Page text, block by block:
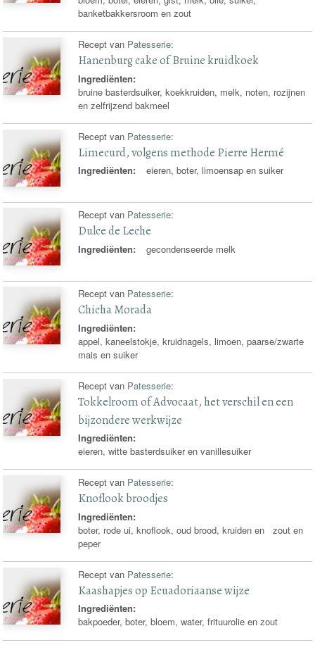
banketbakkersroom en zout
Recept van Patesserie:
Hanenburg cake of Bruine kruidkoek
Ingrediënten:
bruine basterdsuiker, koekkruiden, melk, noten, rozijnen
en zelfrijzend bakmeel
Recept van Patesserie:
Limecurd, volgens methode Pierre Hermé
Ingrediënten: eieren, boter, limoensap en suiker
Recept van Patesserie:
Dulce de Leche
Ingrediënten: gecondenseerde melk
Recept van Patesserie:
Chicha Morada
Ingrediënten:
appel, kaneelstokje, kruidnagels, limoen, paarse/zwarte
mais en suiker
Recept van Patesserie:
Tokkelroom of Advocaat, het verschil en een
bijzondere werkwijze
Ingrediënten:
eieren, witte basterdsuiker en vanillesuiker
Recept van Patesserie:
Knoflook broodjes
Ingrediënten:
boter, rode ui, knoflook, oud brood, kruiden en zout en
peper
Recept van Patesserie:
Kaashapjes op Ecuadoriaanse wijze
Ingrediënten:
bakpoeder, boter, bloem, water, frituurolie en zout